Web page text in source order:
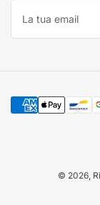
La
tua
© 2026,